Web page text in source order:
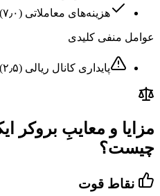
هزینه‌های معاملاتی (۷٫۰)
عوامل منفی کلیدی
پایداری کانال ریالی (۲٫۵)
مزایا و معایبِ بروکر
چیست؟
نقاط قوت